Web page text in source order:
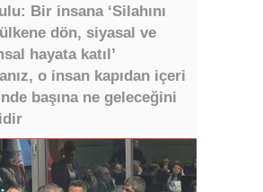
Bir insana ‘Silahını
dön, siyasal ve
hayata katıl’
o insan kapıdan içeri
başına ne geleceğini